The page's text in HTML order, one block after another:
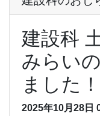
建設科
みらい
ました！
2025年10月28日